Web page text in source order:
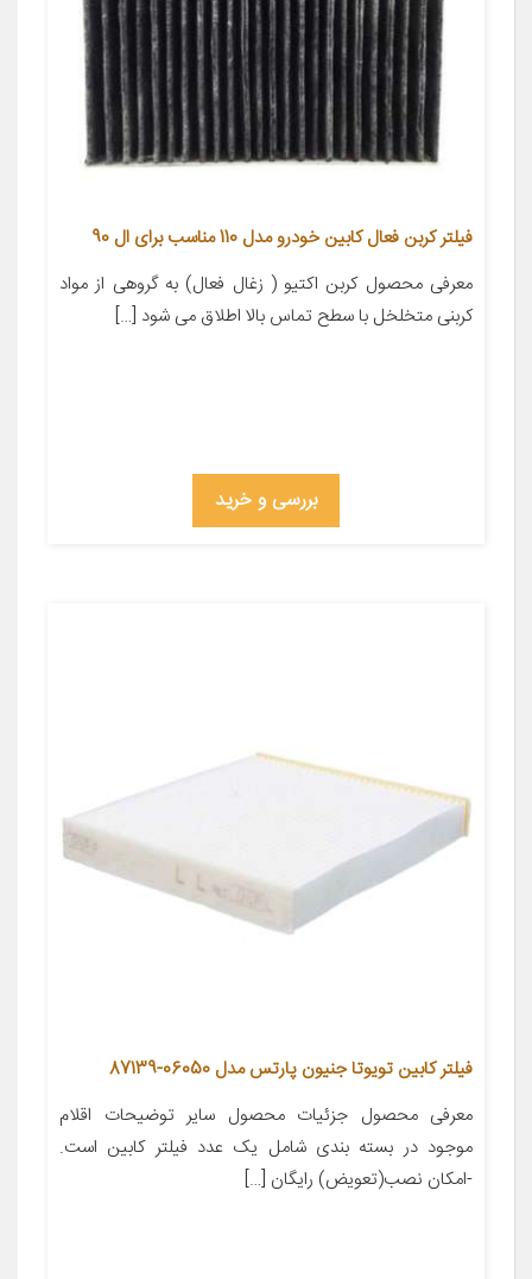
فیلتر کربن فعال کابین خودرو مدل 110 مناسب برای ال 90
معرفی محصول کربن اکتیو ( زغال فعال) به گروهی از مواد
کربنی متخلخل با سطح تماس بالا اطلاق می شود […]
بررسی و خرید
فیلتر کابین تویوتا جنیون پارتس مدل 06050-87139
معرفی محصول جزئیات محصول سایر توضیحات اقلام
موجود در بسته بندی شامل یک عدد فیلتر کابین است.
-امکان نصب(تعویض) رایگان […]